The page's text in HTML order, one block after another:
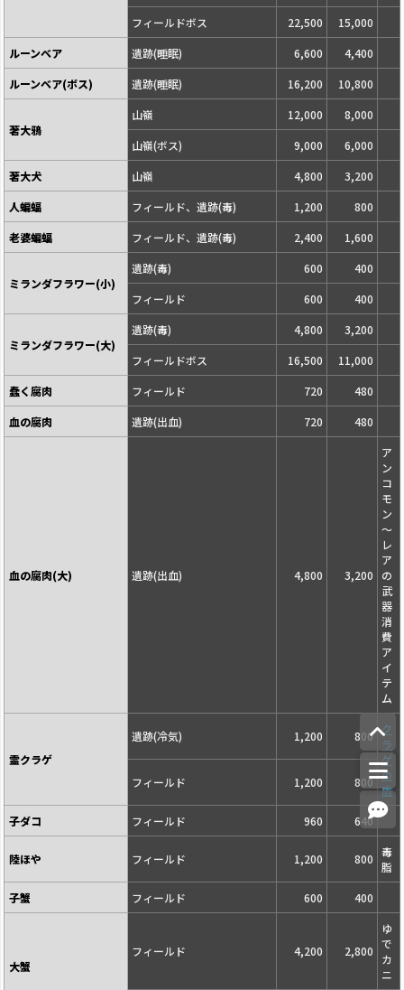
フィールドボス
22,500
15,000
ルーンベア
遺跡(睡眠) 6,600
4,400
ルーンベア(ボス)
遺跡(睡眠) 16,200 10,800
著大鴉
山嶺 12,000
8,000
山嶺(ボス)
9,000
6,000
著大犬
山嶺 4,800
3,200
人蝙蝠
フィールド、遺跡(毒) 1,200
800
老婆蝙蝠
フィールド、遺跡(毒) 2,400 1,600
ミランダフラワー(小)
遺跡(毒) 600
400
フィールド
600 400
ミランダフラワー(大)
遺跡(毒) 4,800
3,200
フィールドボス
16,500
11,000
蠢く腐肉
フィールド 720
480
血の腐肉
遺跡(出血) 720 480
血の腐肉(大) 遺跡(出血) 4,800 3,200
ア
ン
コ
モ
ン
～
レ
ア
の
武
器
消
費
ア
イ
テ
ム
霊クラゲ
遺跡(冷気) 1,200 800 ク
ラ
ゲ
の
盾
フィールド 1,200 800
子ダコ フィールド 960 640
陸ほや フィールド 1,200 800 毒
脂
子蟹
フィールド 600 400
大蟹
フィールド 4,200 2,800
ゆ
で
カ
ニ